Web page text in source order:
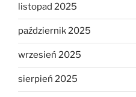
listopad 2025
październik 2025
wrzesień 2025
sierpień 2025